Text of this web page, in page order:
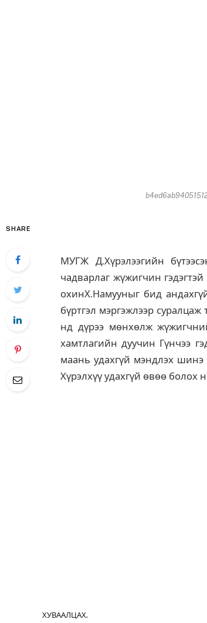
SHARE
МУГЖ Д.Хүрэлээгийн
чадварлаг жүжигчин
охинХ.Намууныг бид
бүртгэл мэргэжлээр
нд дүрээ мөнхөлж
хамтлагийн дуучин Гүнчээ
маань удахгүй мэндлэх шинэ
Хүрэлхүү удахгүй өвөө болох
ХУВААЛЦАХ.